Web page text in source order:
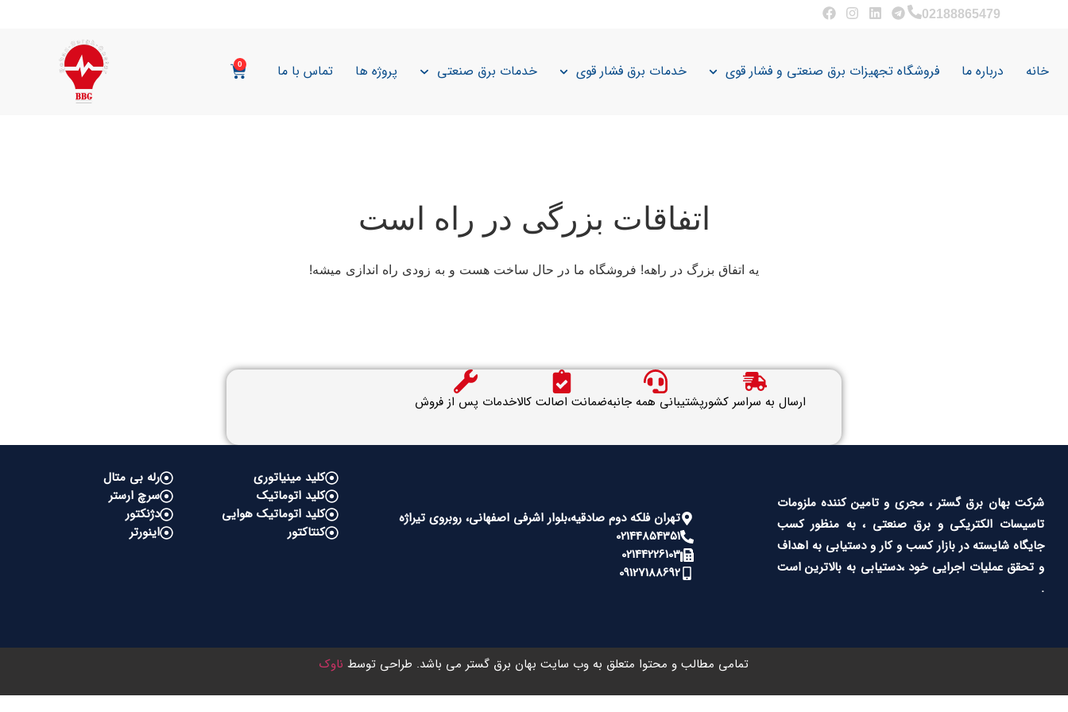
02188865479
خانه درباره ما فروشگاه تجهیزات برق صنعتی و فشار قوی خدمات برق فشار قوی خدمات برق صنعتی پروژه ها تماس با ما 0
اتفاقات بزرگی در راه است
یه اتفاق بزرگ در راهه! فروشگاه ما در حال ساخت هست و به زودی راه اندازی میشه!
ارسال به سراسر کشورپشتیبانی همه جانبهضمانت اصالت کالاخدمات پس از فروش
شرکت بهان برق گستر ، مجری و تامین کننده ملزومات
تاسیسات الکتریکی و برق صنعتی ، به منظور کسب
جایگاه شایسته در بازار کسب و کار و دستیابی به اهداف
و تحقق عملیات اجرایی خود ،دستیابی به بالاترین است
.
تهران فلکه دوم صادقیه،بلوار اشرفی اصفهانی، روبروی تیراژه
02144854351
02144226103
09127188692
کلید مینیاتوری
کلید اتوماتیک
کلید اتوماتیک هوایی
کنتاکتور
رله بی متال
سرچ ارستر
دژنکتور
اینورتر
تمامی مطالب و محتوا متعلق به وب سایت بهان برق گستر می باشد. طراحی توسط ناوک